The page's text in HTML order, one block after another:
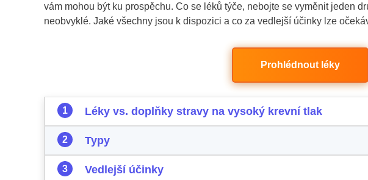
vám mohou být ku prospěchu. Co se léků týče, nebojte se vyměnit jeden
neobvyklé. Jaké všechny jsou k dispozici a co za vedlejší účinky lze
Prohlédnout léky
Léky vs. doplňky stravy na vysoký krevní tlak
Typy
Vedlejší účinky